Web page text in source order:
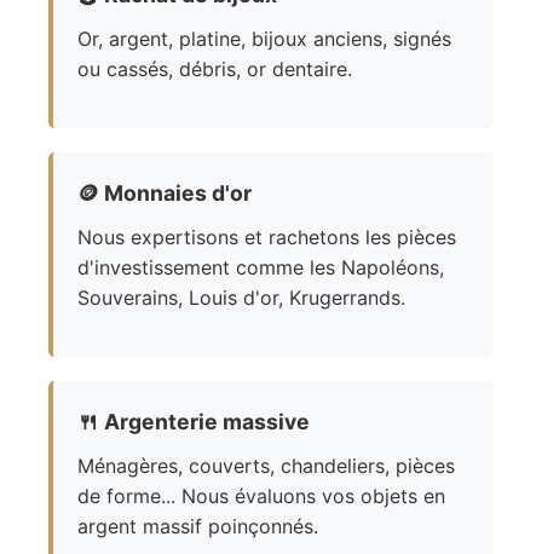
Or, argent, platine, bijoux anciens, signés
ou cassés, débris, or dentaire.
🪙 Monnaies d'or
Nous expertisons et rachetons les pièces
d'investissement comme les Napoléons,
Souverains, Louis d'or, Krugerrands.
🍴 Argenterie massive
Ménagères, couverts, chandeliers, pièces
de forme... Nous évaluons vos objets en
argent massif poinçonnés.